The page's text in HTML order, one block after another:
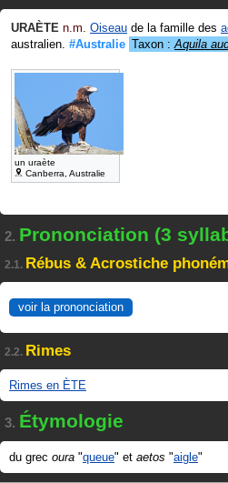
URAÈTE n.m. Oiseau de la famille des
australien. #Australie Taxon :Aquila
un uraète
Canberra, Australie
2. Prononciation (3
2.1. Rébus & Acrostiche
voir la prononciation
2.2. Rimes
Rimes en ÈTE
3. Étymologie
du grec oura "queue" et aetos "aigle"